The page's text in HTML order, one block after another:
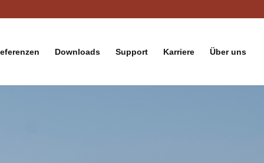
Downloads Support Karriere Über uns